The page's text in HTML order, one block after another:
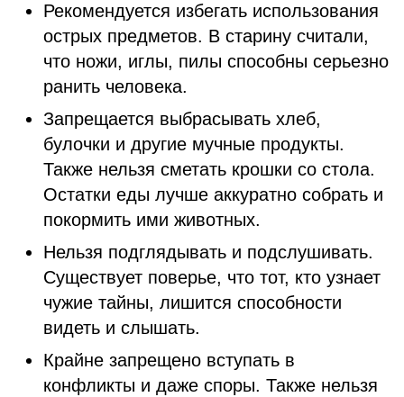
Рекомендуется избегать использования
острых предметов. В старину считали,
что ножи, иглы, пилы способны серьезно
ранить человека.
Запрещается выбрасывать хлеб,
булочки и другие мучные продукты.
Также нельзя сметать крошки со стола.
Остатки еды лучше аккуратно собрать и
покормить ими животных.
Нельзя подглядывать и подслушивать.
Существует поверье, что тот, кто узнает
чужие тайны, лишится способности
видеть и слышать.
Крайне запрещено вступать в
конфликты и даже споры. Также нельзя